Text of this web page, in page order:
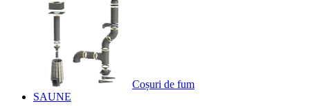
Coșuri de fum
SAUNE